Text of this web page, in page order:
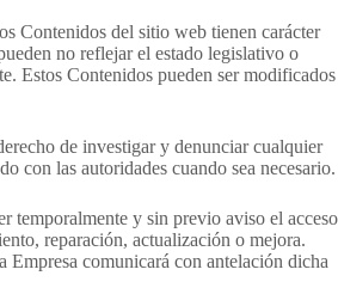
Contenidos del sitio web tienen carácter
no reflejar el estado legislativo o
Estos Contenidos pueden ser modificados
de investigar y denunciar cualquier
con las autoridades cuando sea necesario.
temporalmente y sin previo aviso el acceso
reparación, actualización o mejora.
Empresa comunicará con antelación dicha